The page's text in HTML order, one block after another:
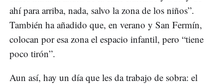
ahí para arriba, nada, salvo la zona de los niños”.
También ha añadido que, en verano y San Fermín,
colocan por esa zona el espacio infantil, pero “tiene
poco tirón”.
Aun así, hay un día que les da trabajo de sobra: el